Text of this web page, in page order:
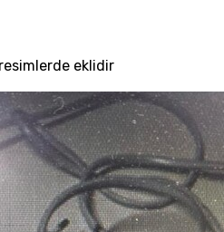
eklidir